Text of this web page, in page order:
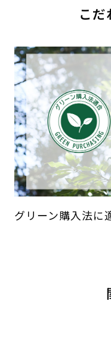
こだ
グリーン購入法に